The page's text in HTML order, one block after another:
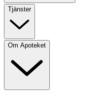
Tjänster
Om Apoteket